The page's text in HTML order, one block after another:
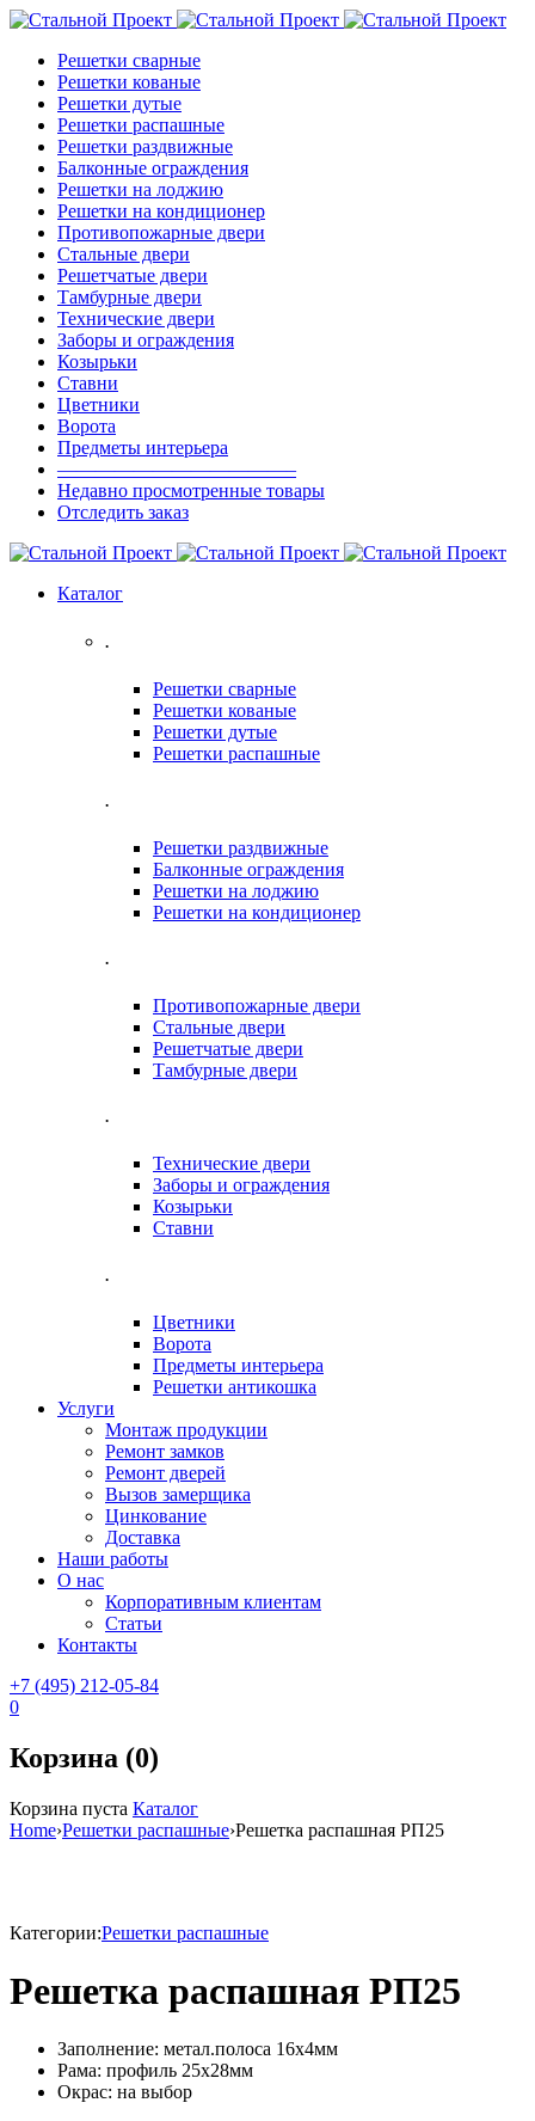
Решетки сварные
Решетки кованые
Решетки дутые
Решетки распашные
Решетки раздвижные
Балконные ограждения
Решетки на лоджию
Решетки на кондиционер
Противопожарные двери
Стальные двери
Решетчатые двери
Тамбурные двери
Технические двери
Заборы и ограждения
Козырьки
Ставни
Цветники
Ворота
Предметы интерьера
————————————–
Недавно просмотренные товары
Отследить заказ
Каталог
.
Решетки сварные
Решетки кованые
Решетки дутые
Решетки распашные
.
Решетки раздвижные
Балконные ограждения
Решетки на лоджию
Решетки на кондиционер
.
Противопожарные двери
Стальные двери
Решетчатые двери
Тамбурные двери
.
Технические двери
Заборы и ограждения
Козырьки
Ставни
.
Цветники
Ворота
Предметы интерьера
Решетки антикошка
Услуги
Монтаж продукции
Ремонт замков
Ремонт дверей
Вызов замерщика
Цинкование
Доставка
Наши работы
О нас
Корпоративным клиентам
Статьи
Контакты
+7 (495) 212-05-84
0
Корзина (0)
Корзина пуста Каталог
Home›Решетки распашные›Решетка распашная РП25
Категории:Решетки распашные
Решетка распашная РП25
Заполнение: метал.полоса 16х4мм
Рама: профиль 25х28мм
Окрас: на выбор